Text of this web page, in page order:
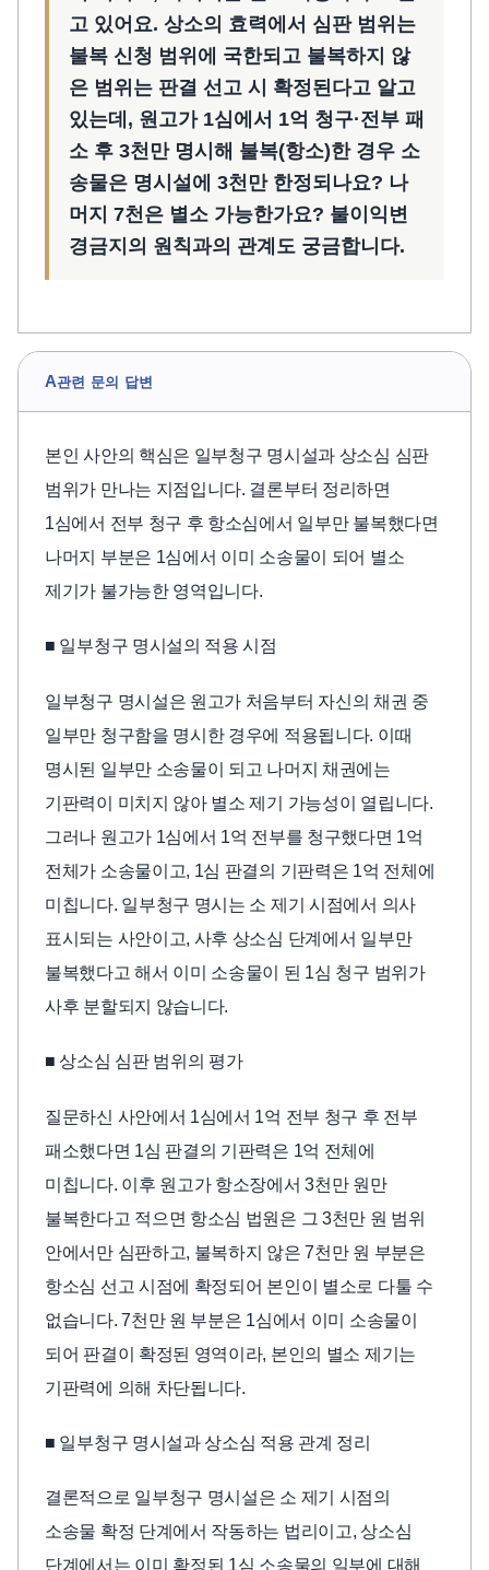
고 있어요. 상소의 효력에서 심판 범위는
불복 신청 범위에 국한되고 불복하지 않
은 범위는 판결 선고 시 확정된다고 알고
있는데, 원고가 1심에서 1억 청구·전부 패
소 후 3천만 명시해 불복(항소)한 경우 소
송물은 명시설에 3천만 한정되나요? 나
머지 7천은 별소 가능한가요? 불이익변
경금지의 원칙과의 관계도 궁금합니다.
A관련 문의 답변
본인 사안의 핵심은 일부청구 명시설과 상소심 심판
범위가 만나는 지점입니다. 결론부터 정리하면
1심에서 전부 청구 후 항소심에서 일부만 불복했다면
나머지 부분은 1심에서 이미 소송물이 되어 별소
제기가 불가능한 영역입니다.
■ 일부청구 명시설의 적용 시점
일부청구 명시설은 원고가 처음부터 자신의 채권 중
일부만 청구함을 명시한 경우에 적용됩니다. 이때
명시된 일부만 소송물이 되고 나머지 채권에는
기판력이 미치지 않아 별소 제기 가능성이 열립니다.
그러나 원고가 1심에서 1억 전부를 청구했다면 1억
전체가 소송물이고, 1심 판결의 기판력은 1억 전체에
미칩니다. 일부청구 명시는 소 제기 시점에서 의사
표시되는 사안이고, 사후 상소심 단계에서 일부만
불복했다고 해서 이미 소송물이 된 1심 청구 범위가
사후 분할되지 않습니다.
■ 상소심 심판 범위의 평가
질문하신 사안에서 1심에서 1억 전부 청구 후 전부
패소했다면 1심 판결의 기판력은 1억 전체에
미칩니다. 이후 원고가 항소장에서 3천만 원만
불복한다고 적으면 항소심 법원은 그 3천만 원 범위
안에서만 심판하고, 불복하지 않은 7천만 원 부분은
항소심 선고 시점에 확정되어 본인이 별소로 다툴 수
없습니다. 7천만 원 부분은 1심에서 이미 소송물이
되어 판결이 확정된 영역이라, 본인의 별소 제기는
기판력에 의해 차단됩니다.
■ 일부청구 명시설과 상소심 적용 관계 정리
결론적으로 일부청구 명시설은 소 제기 시점의
소송물 확정 단계에서 작동하는 법리이고, 상소심
단계에서는 이미 확정된 1심 소송물의 일부에 대해